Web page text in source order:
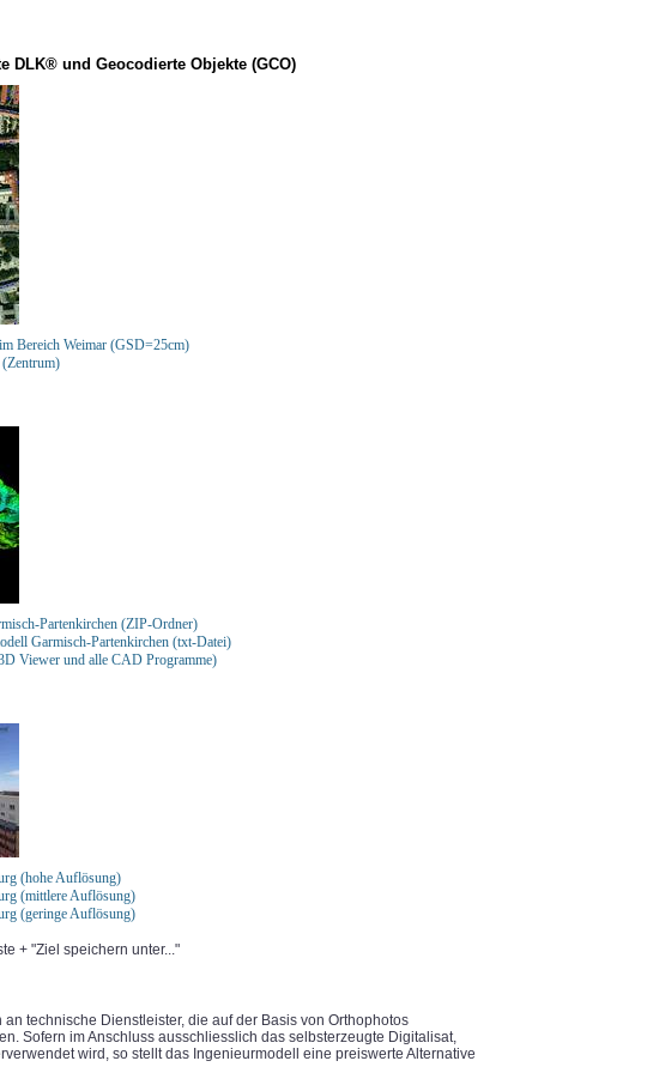
DLK® und Geocodierte Objekte (GCO)
Bereich Weimar (GSD=25cm)
(Zentrum)
Partenkirchen (ZIP-Ordner)
Garmisch-Partenkirchen (txt-Datei)
Viewer und alle CAD Programme)
(hohe Auflösung)
(mittlere Auflösung)
(geringe Auflösung)
+ "Ziel speichern unter..."
technische Dienstleister, die auf der Basis von Orthophotos
Sofern im Anschluss ausschliesslich das selbsterzeugte Digitalisat,
wird, so stellt das Ingenieurmodell eine preiswerte Alternative